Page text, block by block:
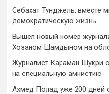
Себахат Тунджель: вместе
демократическую жизнь
Вышел новый номер
Хозаном Шамдыном на
Журналист Караман Шукри
на специальную амнистию
Ахмед Полад уже 200 дней